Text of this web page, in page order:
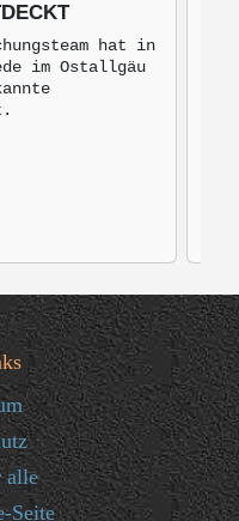
hat in
im Ostallgäu
alle
Seite